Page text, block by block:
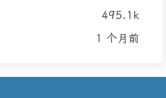
495.1k
1 个月前